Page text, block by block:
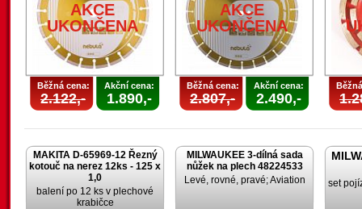
AKCE
UKONČENA
Běžná cena:
2.122,-
Akční cena:
1.890,-
AKCE
UKONČENA
Běžná cena:
2.807,-
Akční cena:
2.490,-
MAKITA D-65969-12 Řezný
kotouč na nerez 12ks - 125 x
1,0
balení po 12 ks v plechové
krabičce
MILWAUKEE 3-dílná sada
nůžek na plech 48224533
Levé, rovné, pravé; Aviation
set